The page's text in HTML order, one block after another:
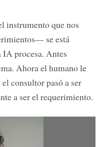
instrumento que nos
se está
procesa. Antes
Ahora el humano le
consultor pasó a ser
a ser el requerimiento.